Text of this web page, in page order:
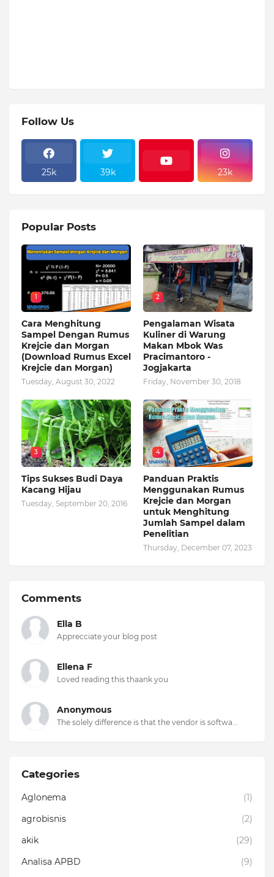
Follow Us
25k 39k 23k
Popular Posts
1
Cara Menghitung
Sampel Dengan Rumus
Krejcie dan Morgan
(Download Rumus Excel
Krejcie dan Morgan)
Tuesday, August 30, 2022
2
Pengalaman Wisata
Kuliner di Warung
Makan Mbok Was
Pracimantoro -
Jogjakarta
Friday, November 30, 2018
3
Tips Sukses Budi Daya
Kacang Hijau
Tuesday, September 20, 2016
4
Panduan Praktis
Menggunakan Rumus
Krejcie dan Morgan
untuk Menghitung
Jumlah Sampel dalam
Penelitian
Thursday, December 07, 2023
Comments
Ella B
Apprecciate your blog post
Ellena F
Loved reading this thaank you
Anonymous
The solely difference is that the vendor is softwa...
Categories
Aglonema
(1)
agrobisnis
(2)
akik
(29)
Analisa APBD
(9)